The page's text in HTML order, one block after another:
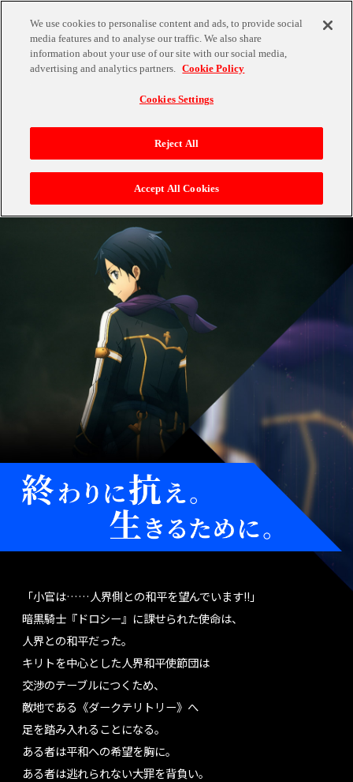
WoUとは？
SAOLRとは？
「小官は……人界側との和平を望んでいます!!」
暗黒騎士『ドロシー』に課せられた使命は、
人界との和平だった。
キリトを中心とした人界和平使節団は
交渉のテーブルにつくため、
敵地である《ダークテリトリー》へ
足を踏み入れることになる。
ある者は平和への希望を胸に。
ある者は逃れられない大罪を背負い。
We use cookies to personalise content and ads, to provide social
media features and to analyse our traffic. We also share
information about your use of our site with our social media,
advertising and analytics partners. Cookie Policy
Cookies Settings
Reject All
Accept All Cookies